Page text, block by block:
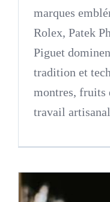
marques
Rolex, Patek
Piguet
tradition et
montres, fruits
travail